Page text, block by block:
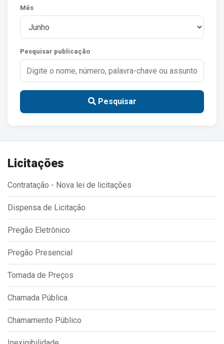
Estrutura Organizacional
Administração
Agricultura e Meio Ambiente
Assistência Social
Saúde
Serviços
IPTU 2026
Nota Fiscal Eletrônica
Ouvidoria
Portal do Servidor
Mês
Pesquisar publicação
Pesquisar
Licitações
Contratação - Nova lei de licitações
Dispensa de Licitação
Pregão Eletrônico
Pregão Presencial
Tomada de Preços
Chamada Pública
Chamamento Público